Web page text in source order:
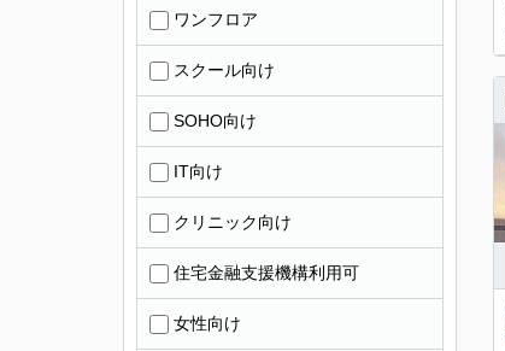
ワンフロア
スクール向け
SOHO向け
IT向け
クリニック向け
住宅金融支援機構利用可
女性向け